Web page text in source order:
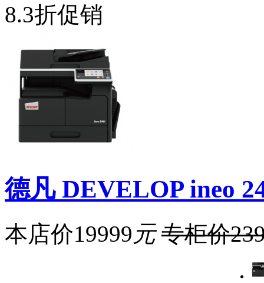
8.3折促销
德凡 DEVELOP ineo
本店价19999 元 专柜价